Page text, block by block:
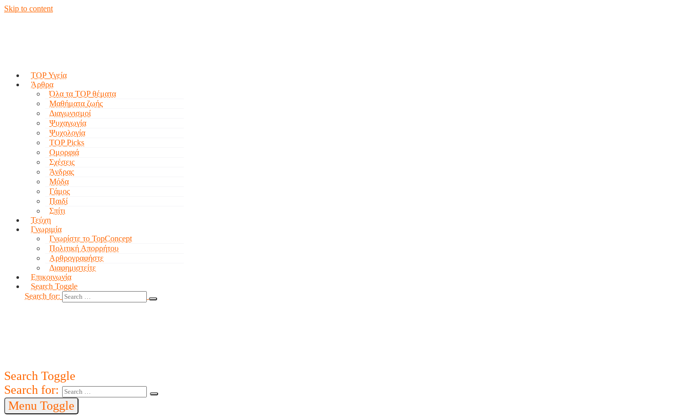
Skip to content
TOP Υγεία
Άρθρα
Όλα τα TOP θέματα
Μαθήματα ζωής
Διαγωνισμοί
Ψυχαγωγία
Ψυχολογία
TOP Picks
Ομορφιά
Σχέσεις
Άνδρας
Μόδα
Γάμος
Παιδί
Σπίτι
Τεύχη
Γνωριμία
Γνωρίστε το TopConcept
Πολιτική Απορρήτου
Αρθρογραφήστε
Διαφημιστείτε
Επικοινωνία
Search Toggle
Search for:
Search Toggle
Search for:
Menu Toggle